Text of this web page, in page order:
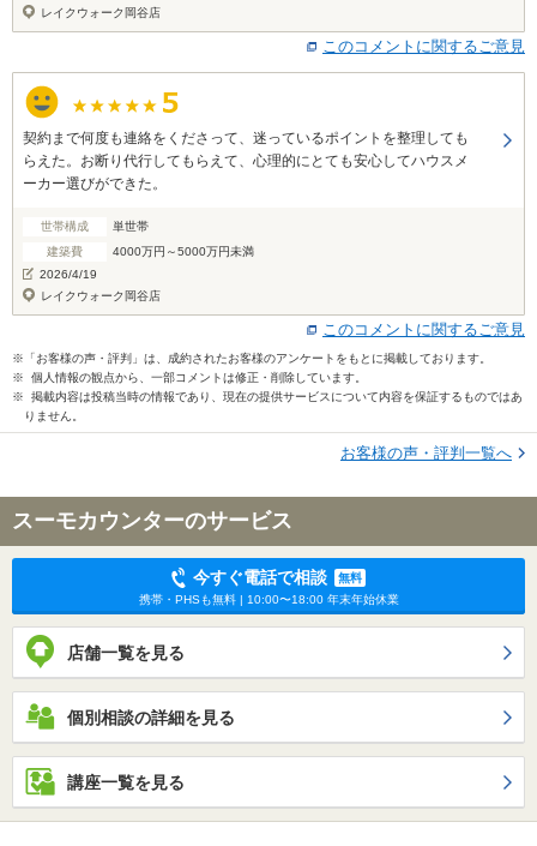
レイクウォーク岡谷店
このコメントに関するご意見
契約まで何度も連絡をくださって、迷っているポイントを整理しても
らえた。お断り代行してもらえて、心理的にとても安心してハウスメ
ーカー選びができた。
世帯構成
単世帯
建築費
4000万円～5000万円未満
2026/4/19
レイクウォーク岡谷店
このコメントに関するご意見
※「お客様の声・評判」は、成約されたお客様のアンケートをもとに掲載しております。
※ 個人情報の観点から、一部コメントは修正・削除しています。
※ 掲載内容は投稿当時の情報であり、現在の提供サービスについて内容を保証するものではあ
りません。
お客様の声・評判一覧へ
スーモカウンターのサービス
今すぐ電話で相談
無料
携帯・PHSも無料 | 10:00〜18:00 年末年始休業
店舗一覧を見る
個別相談の詳細を見る
講座一覧を見る